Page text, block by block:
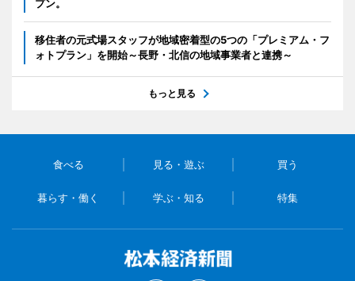
プン。
移住者の元式場スタッフが地域密着型の5つの「プレミアム・フ
ォトプラン」を開始～長野・北信の地域事業者と連携～
もっと見る
食べる 見る・遊ぶ 買う
暮らす・働く 学ぶ・知る 特集